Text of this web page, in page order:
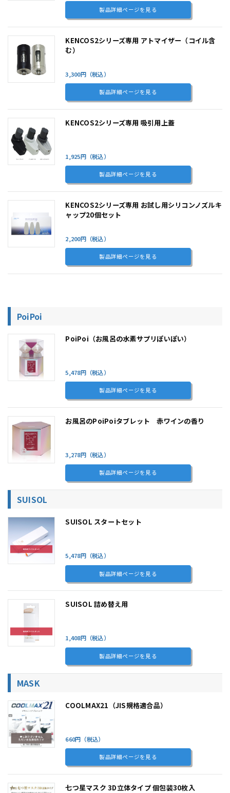
製品詳細ページを見る
KENCOS2シリーズ専用 アトマイザー（コイル含
む）
3,300円（税込）
製品詳細ページを見る
KENCOS2シリーズ専用 吸引用上蓋
1,925円（税込）
製品詳細ページを見る
KENCOS2シリーズ専用 お試し用シリコンノズルキ
ャップ20個セット
2,200円（税込）
製品詳細ページを見る
PoiPoi
PoiPoi（お風呂の水素サプリぽいぽい）
5,478円（税込）
製品詳細ページを見る
お風呂のPoiPoiタブレット 赤ワインの香り
3,278円（税込）
製品詳細ページを見る
SUISOL
SUISOL スタートセット
5,478円（税込）
製品詳細ページを見る
SUISOL 詰め替え用
1,408円（税込）
製品詳細ページを見る
MASK
COOLMAX21（JIS規格適合品）
660円（税込）
製品詳細ページを見る
七つ星マスク 3D立体タイプ 個包装30枚入